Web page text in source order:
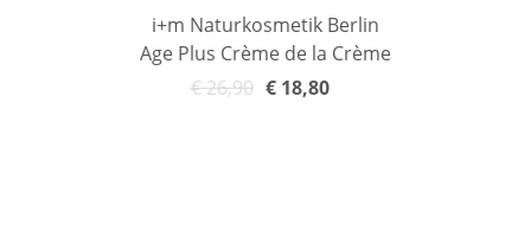
i+m Naturkosmetik Berlin
Age Plus Crème de la Crème
€26,90 €18,80